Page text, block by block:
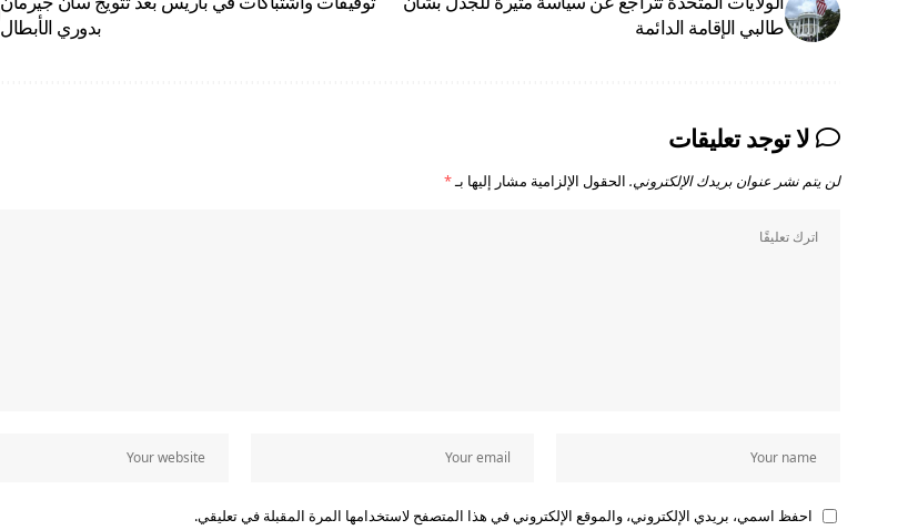
طالبي الإقامة الدائمة
بدوري الأبطال
لا توجد تعليقات
لن يتم نشر عنوان بريدك الإلكتروني. الحقول الإلزامية مشار إليها بـ*
احفظ اسمي، بريدي الإلكتروني، والموقع الإلكتروني في هذا المتصفح لاستخدامها المرة المقبلة في تعليقي.